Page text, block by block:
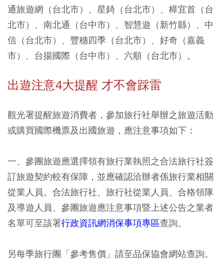
通旅遊網（台北市）、星錡（台北市）、樟宜首（台
北市）、南北通（台中市）、智慧遊（新竹縣）、中
信（台北市）、豐穗四季（台北市）、好奇（嘉義
市）、台揚國際（台中市）、六順（台北市）。
出遊注意4大提醒 才不會踩雷
觀光署提醒旅遊消費者，參加旅行社舉辦之旅遊活動
或購買國際機票及出國旅遊，應注意事項如下：
一、參團旅遊應選擇領有旅行業執照之合法旅行社簽
訂旅遊契約較有保障，並應確認洽辦者係旅行業相關
從業人員。合法旅行社、旅行社從業人員、合格領隊
及導遊人員、參團旅遊應注意事項暨上述公告之業者
名單可至該署行政資訊網消保事項專區查詢。
另每季旅行團「參考售價」請至品保協會網站查詢。